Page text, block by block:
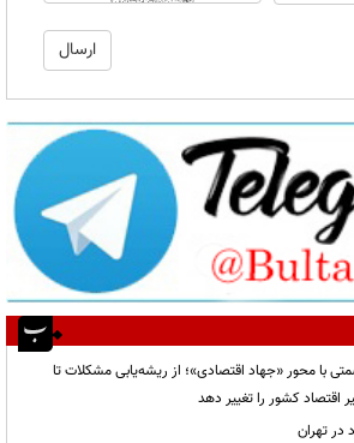
یک سلسله‌کلیپ ۱۰ قسمتی با محور «جهاد اقتصادی»؛ از ریشه‌یابی مشکلات تا
اقتصاد کشور را تغییر دهد
در تهران